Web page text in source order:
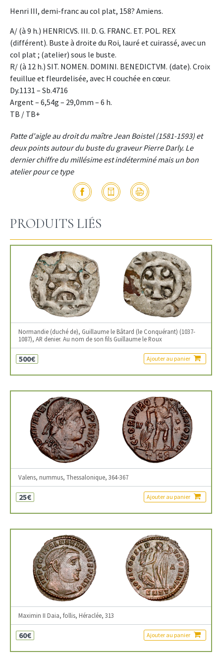
Henri III, demi-franc au col plat, 158? Amiens.
A/ (à 9 h.) HENRICVS. III. D. G. FRANC. ET. POL. REX
(différent). Buste à droite du Roi, lauré et cuirassé, avec un
col plat ; (atelier) sous le buste.
R/ (à 12 h.) SIT. NOMEN. DOMINI. BENEDICTVM. (date). Croix
feuillue et fleurdelisée, avec H couchée en cœur.
Dy.1131 – Sb.4716
Argent – 6,54g – 29,0mm – 6 h.
TB / TB+
Patte d'aigle au droit du maître Jean Boistel (1581-1593) et
deux points autour du buste du graveur Pierre Darly. Le
dernier chiffre du millésime est indéterminé mais un bon
atelier pour ce type
PRODUITS LIÉS
Normandie (duché de), Guillaume le Bâtard (le Conquérant) (1037-
1087), AR denier. Au nom de son fils Guillaume le Roux
500€ Ajouter au panier
Valens, nummus, Thessalonique, 364-367
25€ Ajouter au panier
Maximin II Daia, follis, Héraclée, 313
60€ Ajouter au panier